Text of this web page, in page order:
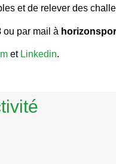
et de relever des
ou par mail à
et Linkedin.